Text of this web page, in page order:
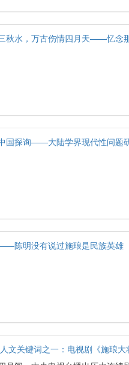
秋水，万古伤情四月天——忆念
国探询——大陆学界现代性问题
陈明没有说过施琅是民族英雄（
文关键词之一：电视剧《施琅大